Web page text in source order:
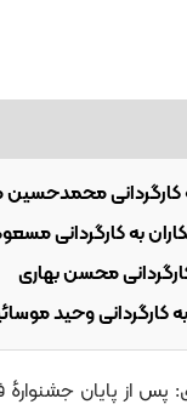
محمدحسین
به کارگردانی
کارگردانی محسن بهاری
کارگردانی وحید
پس از پایان